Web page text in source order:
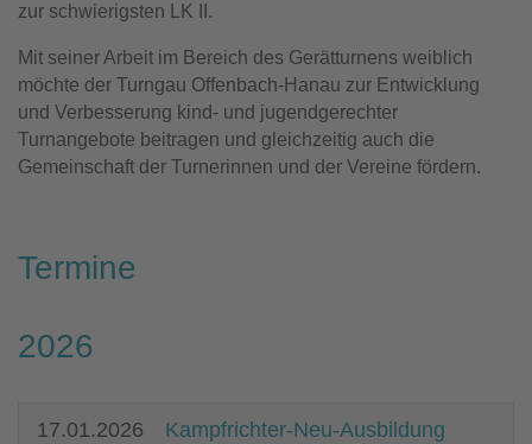
zur schwierigsten LK II.
Mit seiner Arbeit im Bereich des Gerätturnens weiblich
möchte der Turngau Offenbach-Hanau zur Entwicklung
und Verbesserung kind- und jugendgerechter
Turnangebote beitragen und gleichzeitig auch die
Gemeinschaft der Turnerinnen und der Vereine fördern.
Termine
2026
17.01.2026 Kampfrichter-Neu-Ausbildung